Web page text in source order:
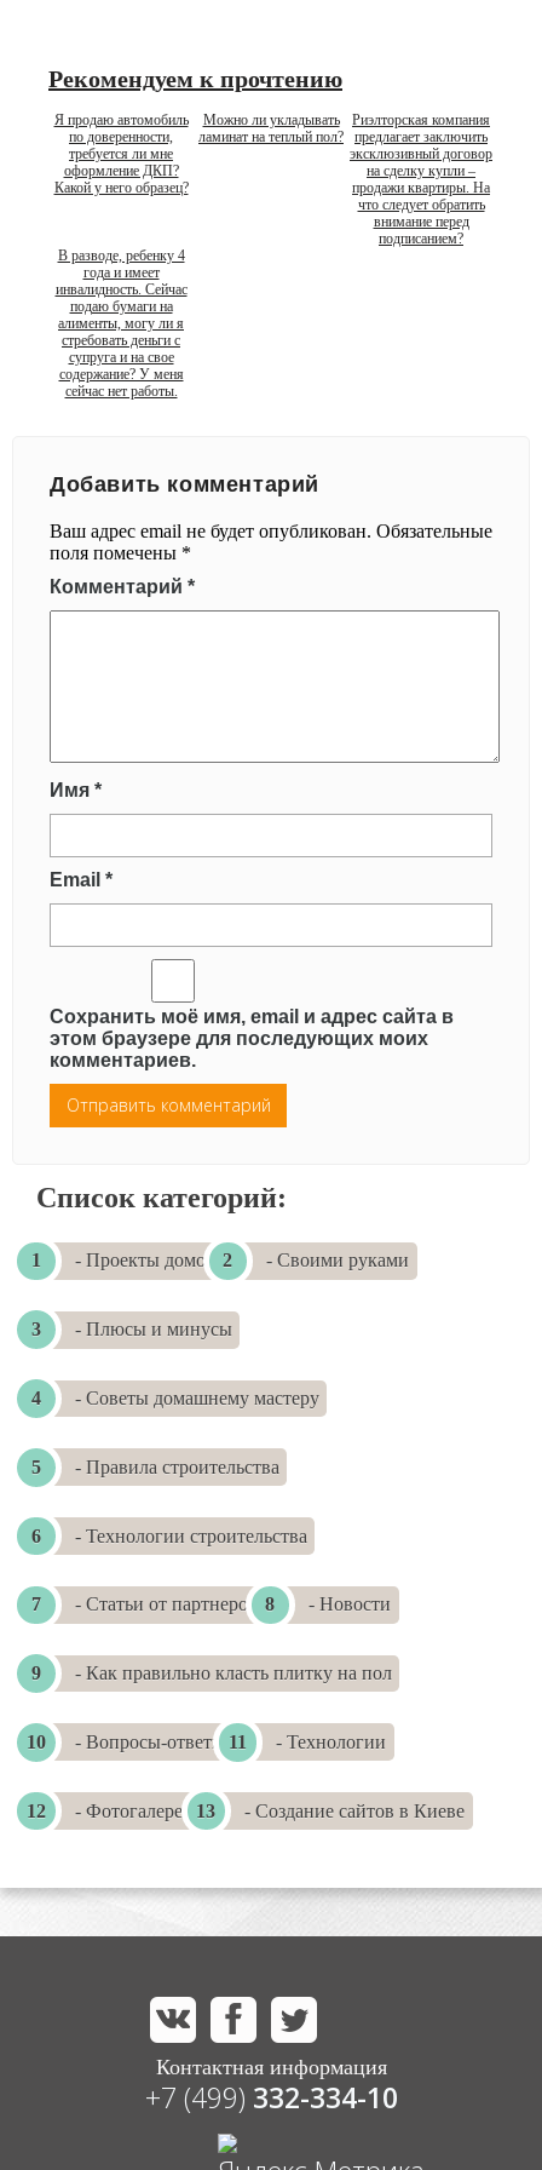
Рекомендуем к прочтению
Я продаю автомобиль
по доверенности,
требуется ли мне
оформление ДКП?
Какой у него образец?
Можно ли укладывать
ламинат на теплый пол?
Риэлторская компания
предлагает заключить
эксклюзивный договор
на сделку купли –
продажи квартиры. На
что следует обратить
внимание перед
подписанием?
В разводе, ребенку 4
года и имеет
инвалидность. Сейчас
подаю бумаги на
алименты, могу ли я
стребовать деньги с
супруга и на свое
содержание? У меня
сейчас нет работы.
Добавить комментарий
Ваш адрес email не будет опубликован. Обязательные
поля помечены *
Комментарий *
Имя *
Email *
Сохранить моё имя, email и адрес сайта в
этом браузере для последующих моих
комментариев.
Список категорий:
- Проекты домов - Своими руками
- Плюсы и минусы
- Советы домашнему мастеру
- Правила строительства
- Технологии строительства
- Статьи от партнеров - Новости
- Как правильно класть плитку на пол
- Вопросы-ответы - Технологии
- Фотогалереи - Создание сайтов в Киеве
Контактная информация
+7 (499) 332-334-10